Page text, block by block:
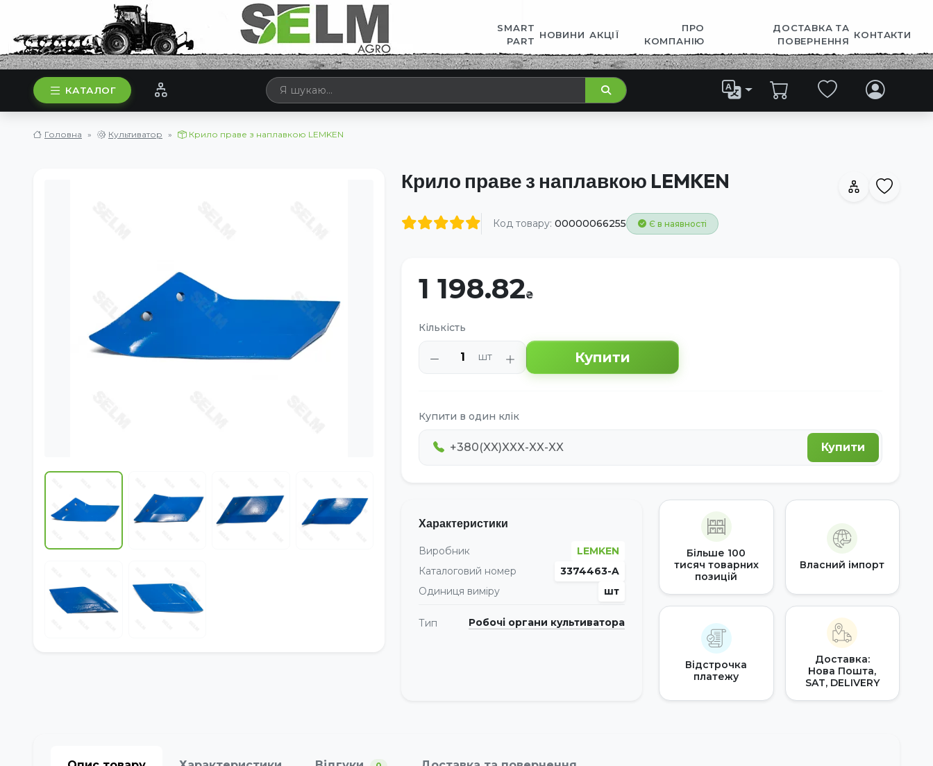
SMART
PART
НОВИНИ АКЦІЇ
ПРО
КОМПАНІЮ
ДОСТАВКА ТА
ПОВЕРНЕННЯ
КОНТАКТИ
КАТАЛОГ
Головна Культиватор Крило праве з наплавкою LEMKEN
Крило праве з наплавкою LEMKEN
Код товару: 00000066255 Є в наявності
1 198.82
Кількість
шт Купити
Купити в один клік
Купити
Характеристики
Виробник
LEMKEN
Каталоговий номер
3374463-A
Одиниця виміру
шт
Тип Робочі органи культиватора
Більше 100
тисяч товарних
позицій
Власний імпорт
Відстрочка
платежу
Доставка:
Нова Пошта,
SAT, DELIVERY